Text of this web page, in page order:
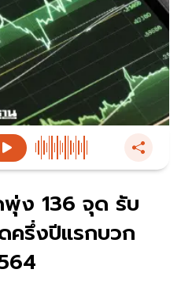
พุ่ง 136 จุด รับ
ครึ่งปีแรกบวก